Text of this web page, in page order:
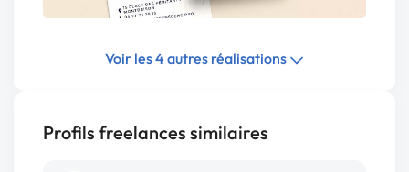
Voir les 4 autres réalisations
Profils freelances similaires